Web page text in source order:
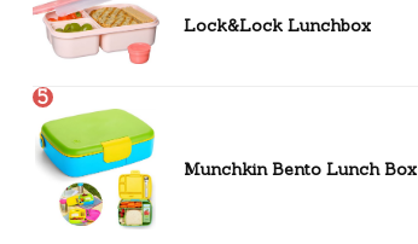
Lock&Lock Lunchbox
5
Munchkin Bento Lunch Box